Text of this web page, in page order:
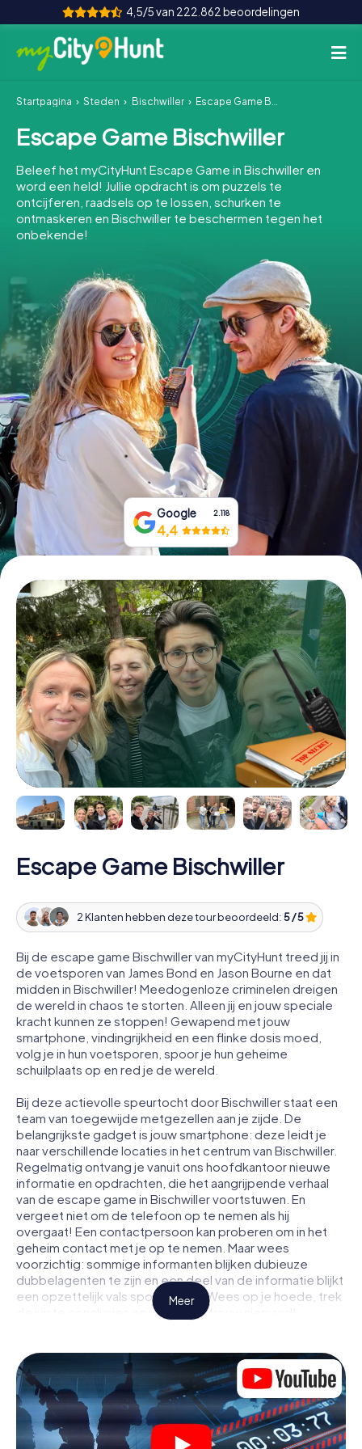
4,5/5 van 222.862 beoordelingen
Hoe het werkt
Steden
Tours
Teamevenement
INT AT CH
DE
ES
FR UK
IE
IT
NL
Boek tickets
Koop cadeaubonnen
Startpagina Steden Bischwiller Escape Game Bischwiller
Escape Game Bischwiller
Beleef het myCityHunt Escape Game in Bischwiller en
word een held! Jullie opdracht is om puzzels te
ontcijferen, raadsels op te lossen, schurken te
ontmaskeren en Bischwiller te beschermen tegen het
onbekende!
Google 2.118
4,4
Escape Game Bischwiller
2 Klanten hebben deze tour beoordeeld:5 / 5
Bij de escape game Bischwiller van myCityHunt treed jij in
de voetsporen van James Bond en Jason Bourne en dat
midden in Bischwiller! Meedogenloze criminelen dreigen
de wereld in chaos te storten. Alleen jij en jouw speciale
kracht kunnen ze stoppen! Gewapend met jouw
smartphone, vindingrijkheid en een flinke dosis moed,
volg je in hun voetsporen, spoor je hun geheime
schuilplaats op en red je de wereld.
Bij deze actievolle speurtocht door Bischwiller staat een
team van toegewijde metgezellen aan je zijde. De
belangrijkste gadget is jouw smartphone: deze leidt je
naar verschillende locaties in het centrum van Bischwiller.
Regelmatig ontvang je vanuit ons hoofdkantoor nieuwe
informatie en opdrachten, die het aangrijpende verhaal
van de escape game in Bischwiller voortstuwen. En
vergeet niet om de telefoon op te nemen als hij
overgaat! Een contactpersoon kan proberen om in het
geheim contact met je op te nemen. Maar wees
voorzichtig: sommige informanten blijken dubieuze
dubbelagenten te zijn en een deel van de informatie blijkt
een opzettelijk vals spoor te zijn. Wees op je hoede, trek
de juiste conclusies en vooral: vertrouw niemand!
je niet opgesloten in een kamer waaruit je jezelf binnen
een bepaald tijdvenster moet bevrijden. Met deze
speurtocht met een smartphone wordt heel Bischwiller
jouw speelveld! De technische voorwaarden voor jouw
avontuur in Bischwiller zijn een smartphone en toegang tot
het mobiel internet. Met één klik krijg jij toegang tot onze
Meer